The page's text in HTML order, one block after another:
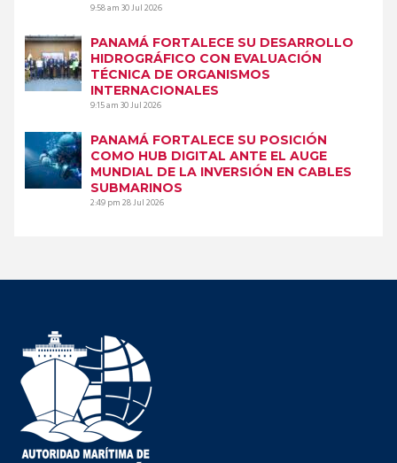
9:58 am30 Jul 2026
PANAMÁ FORTALECE SU DESARROLLO
HIDROGRÁFICO CON EVALUACIÓN
TÉCNICA DE ORGANISMOS
INTERNACIONALES
9:15 am30 Jul 2026
PANAMÁ FORTALECE SU POSICIÓN
COMO HUB DIGITAL ANTE EL AUGE
MUNDIAL DE LA INVERSIÓN EN CABLES
SUBMARINOS
2:49 pm28 Jul 2026